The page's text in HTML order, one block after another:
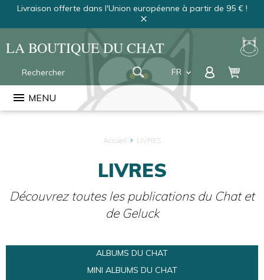
Livraison offerte dans l'Union européenne à partir de 95 € !
close
LA BOUTIQUE DU CHAT
FR keyboard_arrow_down
EN
NL
menu MENU
Accueil LIVRES
LIVRES
Découvrez toutes les publications du Chat et
de Geluck
ALBUMS DU CHAT
MINI ALBUMS DU CHAT